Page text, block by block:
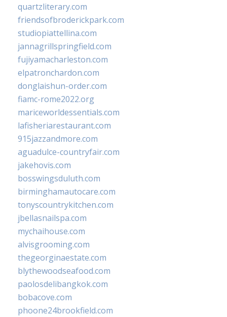
quartzliterary.com
friendsofbroderickpark.com
studiopiattellina.com
jannagrillspringfield.com
fujiyamacharleston.com
elpatronchardon.com
donglaishun-order.com
fiamc-rome2022.org
mariceworldessentials.com
lafisheriarestaurant.com
915jazzandmore.com
aguadulce-countryfair.com
jakehovis.com
bosswingsduluth.com
birminghamautocare.com
tonyscountrykitchen.com
jbellasnailspa.com
mychaihouse.com
alvisgrooming.com
thegeorginaestate.com
blythewoodseafood.com
paolosdelibangkok.com
bobacove.com
phoone24brookfield.com